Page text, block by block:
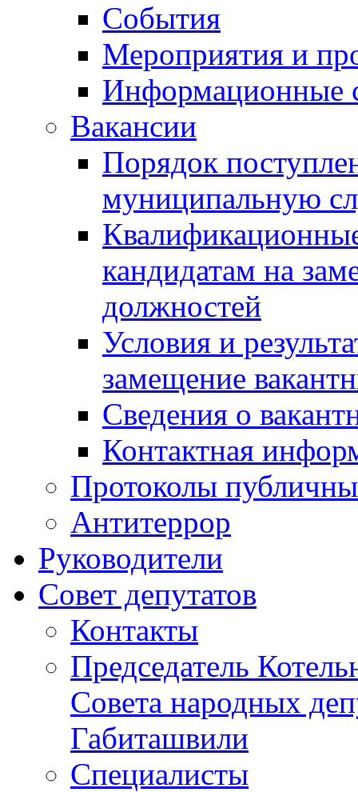
События
Мероприятия и
Информационные
Вакансии
Порядок
муниципальную
кандидатам на
должностей
Условия и
замещение
Сведения о
Контактная
Протоколы
Антитеррор
Руководители
Совет депутатов
Контакты
Председатель
Совета народных
Габиташвили
Специалисты